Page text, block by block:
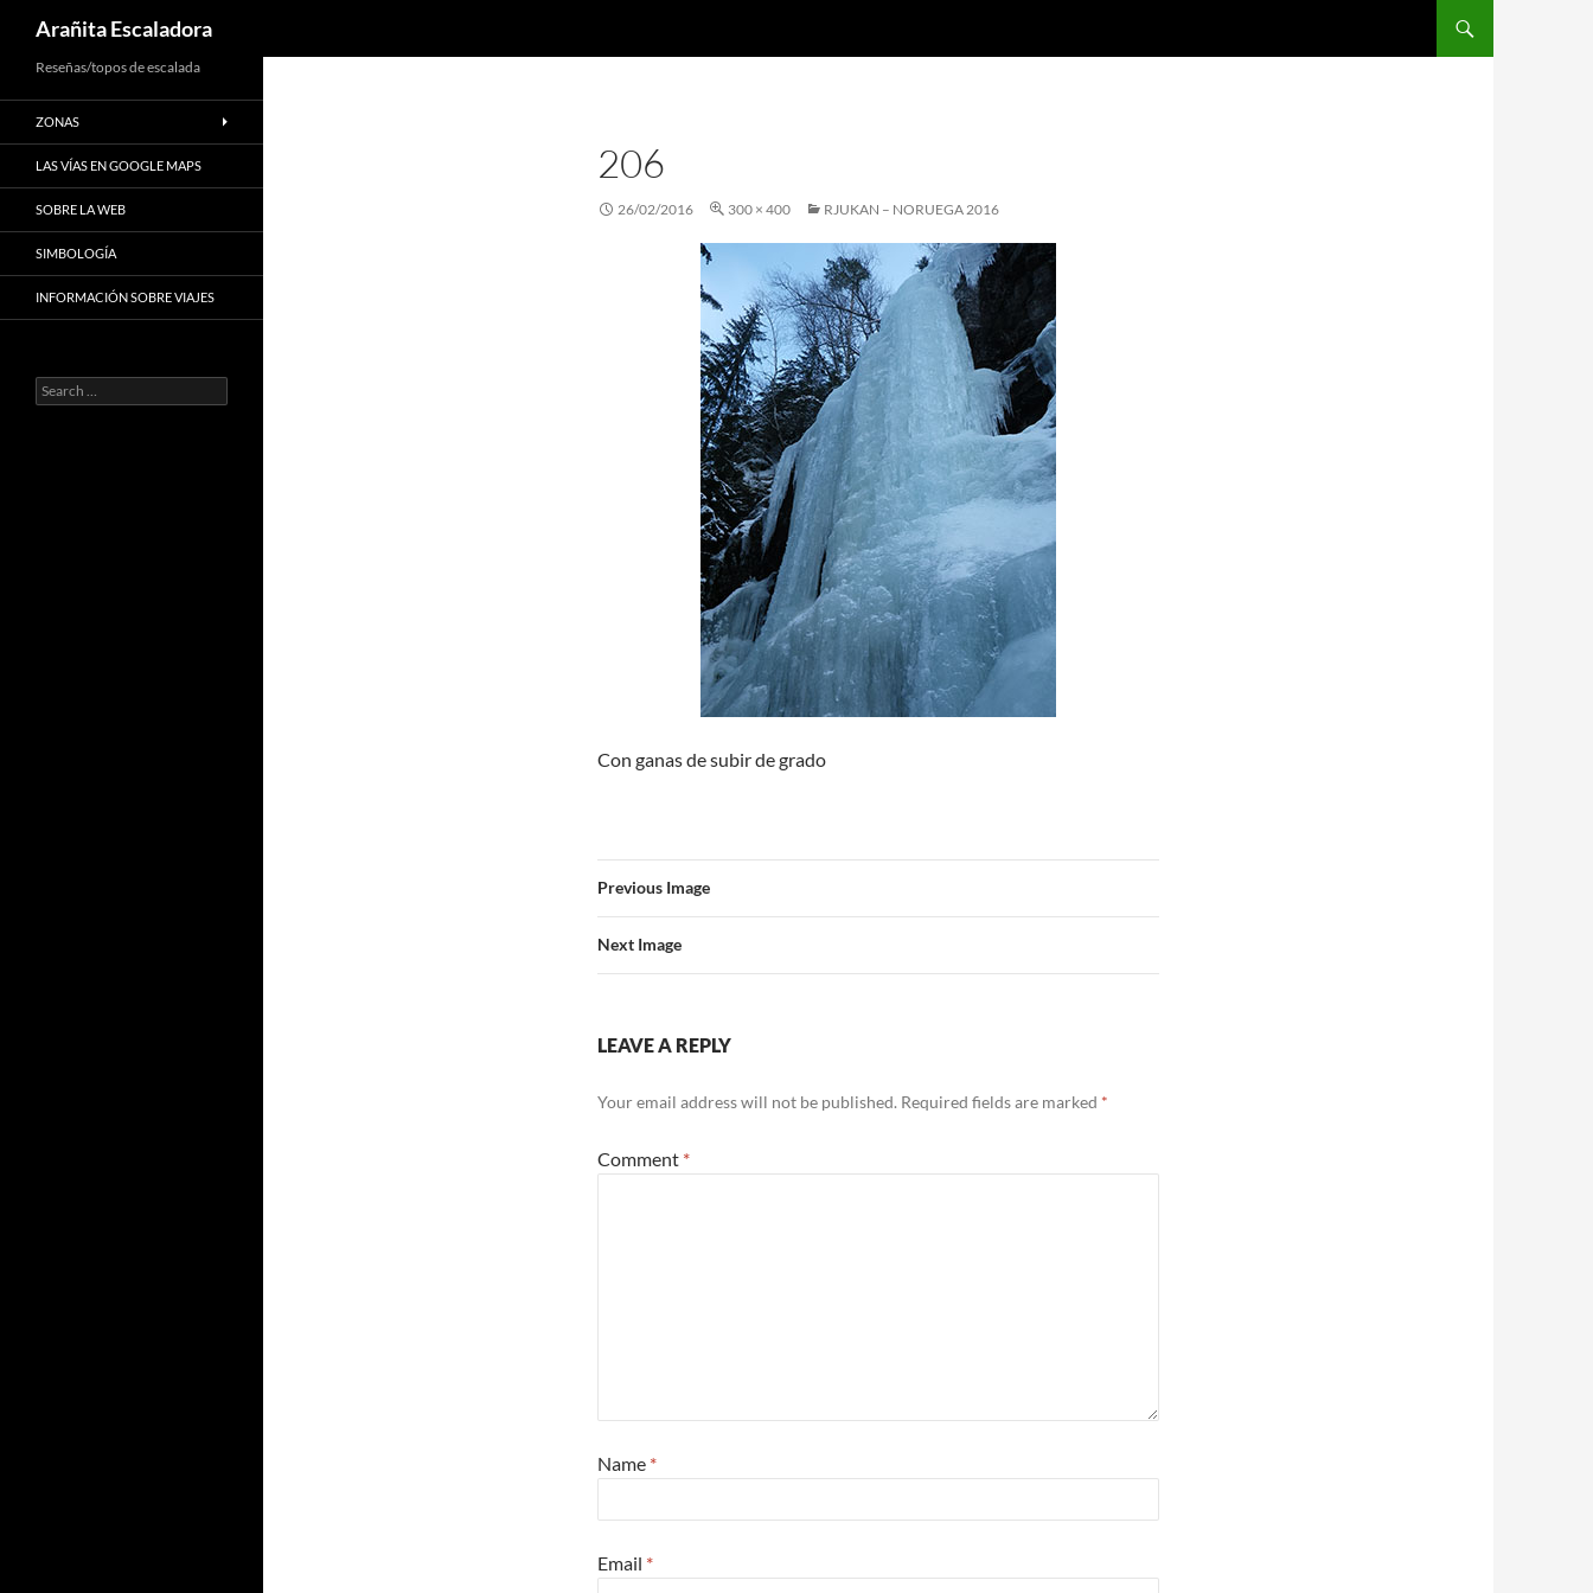
to
content
Arañita Escaladora
206
26/02/2016 300 × 400 RJUKAN – NORUEGA 2016
Con ganas de subir de grado
Previous Image
Next Image
LEAVE A REPLY
Your email address will not be published. Required fields are marked *
Comment *
Name *
Email *
Reseñas/topos de escalada
ZONAS
LAS VÍAS EN GOOGLE MAPS
SOBRE LA WEB
SIMBOLOGÍA
INFORMACIÓN SOBRE VIAJES
Search
for: